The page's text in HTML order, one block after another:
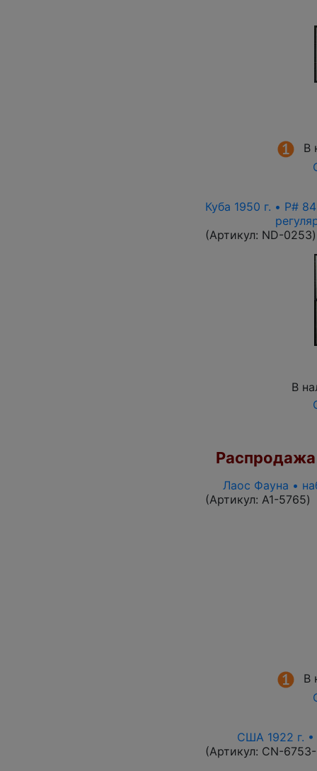
В
Куба 1950 г. • P#
(Артикул: ND-0253)
В
Распродажа
Лаос Фауна •
(Артикул: A1-5765)
В
США 1922 г. •
(Артикул: CN-